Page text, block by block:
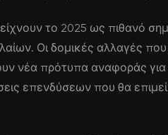
το 2025 ως πιθανό
Οι δομικές αλλαγές που
νέα πρότυπα αναφοράς για
επενδύσεων που θα